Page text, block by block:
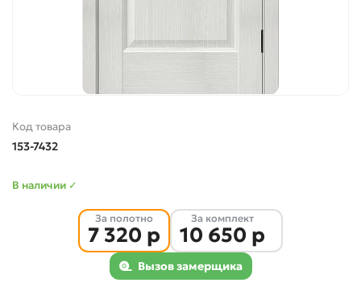
Код товара
153-7432
В наличии ✓
За полотно
7 320 р
За комплект
10 650 р
Вызов замерщика